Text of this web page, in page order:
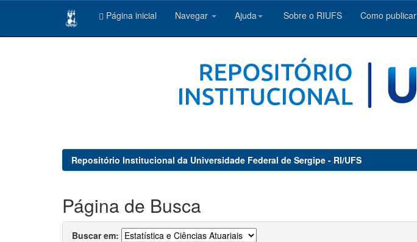
Página inicial Navegar Ajuda Sobre o RIUFS Como publicar
Repositório Institucional da Universidade Federal de Sergipe - RI/UFS
Página de Busca
Buscar em: